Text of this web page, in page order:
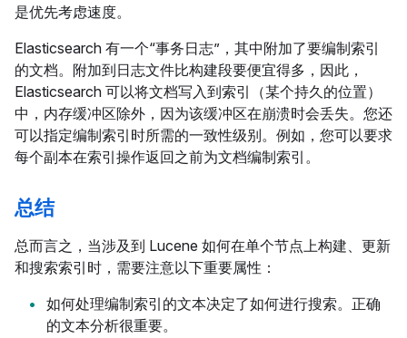
是优先考虑速度。
Elasticsearch 有一个“事务日志”，其中附加了要编制索引
的文档。附加到日志文件比构建段要便宜得多，因此，
Elasticsearch 可以将文档写入到索引（某个持久的位置）
中，内存缓冲区除外，因为该缓冲区在崩溃时会丢失。您还
可以指定编制索引时所需的一致性级别。例如，您可以要求
每个副本在索引操作返回之前为文档编制索引。
总结
总而言之，当涉及到 Lucene 如何在单个节点上构建、更新
和搜索索引时，需要注意以下重要属性：
如何处理编制索引的文本决定了如何进行搜索。正确
的文本分析很重要。